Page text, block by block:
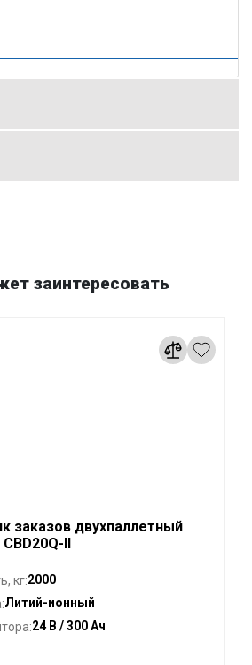
заинтересовать
заказов двухпаллетный
II
кг:2000
Литий-ионный
24 В / 300 Ач